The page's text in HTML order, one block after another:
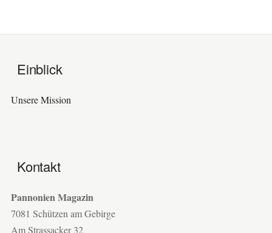
Einblick
Unsere Mission
Kontakt
Pannonien Magazin
7081 Schützen am Gebirge
Am Strassacker 32